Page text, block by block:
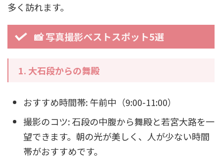
多く訪れます。
📸 写真撮影ベストスポット5選
1. 大石段からの舞殿
おすすめ時間帯: 午前中（9:00-11:00）
撮影のコツ: 石段の中腹から舞殿と若宮大路を一
望できます。朝の光が美しく、人が少ない時間
帯がおすすめです。